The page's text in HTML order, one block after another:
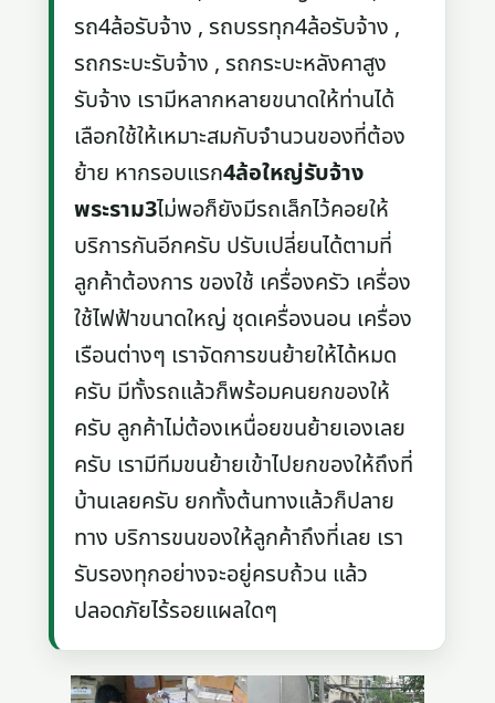
รถ4ล้อรับจ้าง , รถบรรทุก4ล้อรับจ้าง ,
รถกระบะรับจ้าง , รถกระบะหลังคาสูง
รับจ้าง เรามีหลากหลายขนาดให้ท่านได้
เลือกใช้ให้เหมาะสมกับจำนวนของที่ต้อง
ย้าย หากรอบแรก4ล้อใหญ่รับจ้าง
พระราม3ไม่พอก็ยังมีรถเล็กไว้คอยให้
บริการกันอีกครับ ปรับเปลี่ยนได้ตามที่
ลูกค้าต้องการ ของใช้ เครื่องครัว เครื่อง
ใช้ไฟฟ้าขนาดใหญ่ ชุดเครื่องนอน เครื่อง
เรือนต่างๆ เราจัดการขนย้ายให้ได้หมด
ครับ มีทั้งรถแล้วก็พร้อมคนยกของให้
ครับ ลูกค้าไม่ต้องเหนื่อยขนย้ายเองเลย
ครับ เรามีทีมขนย้ายเข้าไปยกของให้ถึงที่
บ้านเลยครับ ยกทั้งต้นทางแล้วก็ปลาย
ทาง บริการขนของให้ลูกค้าถึงที่เลย เรา
รับรองทุกอย่างจะอยู่ครบถ้วน แล้ว
ปลอดภัยไร้รอยแผลใดๆ